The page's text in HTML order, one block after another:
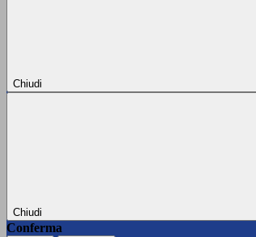
Chiudi
Chiudi
Conferma